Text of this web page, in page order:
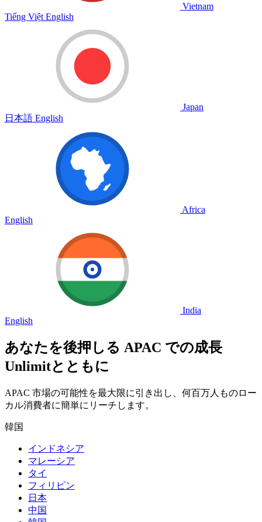
Vietnam
Tiếng Việt English
Japan
日本語 English
Africa
English
India
English
あなたを後押しる APAC での成長
Unlimitとともに
APAC 市場の可能性を最大限に引き出し、何百万人ものロー
カル消費者に簡単にリーチします。
韓国
インドネシア
マレーシア
タイ
フィリピン
日本
中国